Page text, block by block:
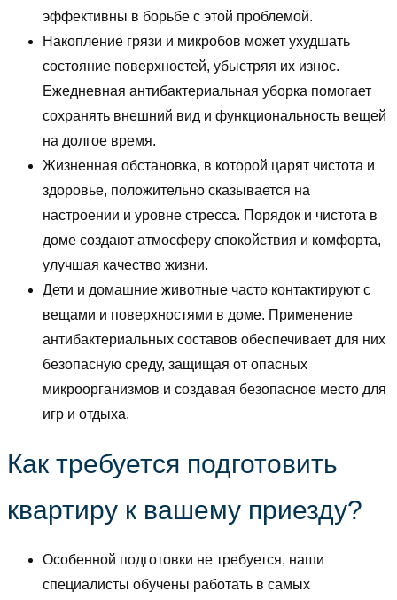
эффективны в борьбе с этой проблемой.
Накопление грязи и микробов может ухудшать
состояние поверхностей, убыстряя их износ.
Ежедневная антибактериальная уборка помогает
сохранять внешний вид и функциональность вещей
на долгое время.
Жизненная обстановка, в которой царят чистота и
здоровье, положительно сказывается на
настроении и уровне стресса. Порядок и чистота в
доме создают атмосферу спокойствия и комфорта,
улучшая качество жизни.
Дети и домашние животные часто контактируют с
вещами и поверхностями в доме. Применение
антибактериальных составов обеспечивает для них
безопасную среду, защищая от опасных
микроорганизмов и создавая безопасное место для
игр и отдыха.
Как требуется подготовить
квартиру к вашему приезду?
Особенной подготовки не требуется, наши
специалисты обучены работать в самых